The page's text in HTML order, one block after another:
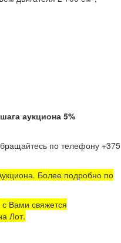
аукциона 5%
по телефону +375
Более подробно по
Вами свяжется
Лот.